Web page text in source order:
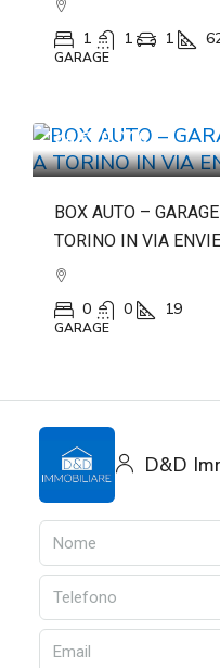
1 1 1
GARAGE
da€20.000
BOX AUTO –
TORINO IN VIA
0 0 19
GARAGE
D&D